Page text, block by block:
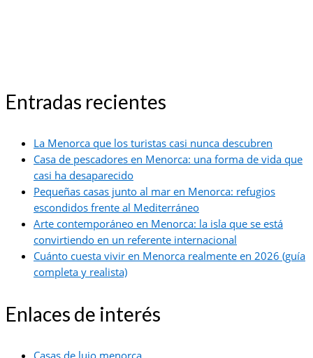
Entradas recientes
La Menorca que los turistas casi nunca descubren
Casa de pescadores en Menorca: una forma de vida que
casi ha desaparecido
Pequeñas casas junto al mar en Menorca: refugios
escondidos frente al Mediterráneo
Arte contemporáneo en Menorca: la isla que se está
convirtiendo en un referente internacional
Cuánto cuesta vivir en Menorca realmente en 2026 (guía
completa y realista)
Enlaces de interés